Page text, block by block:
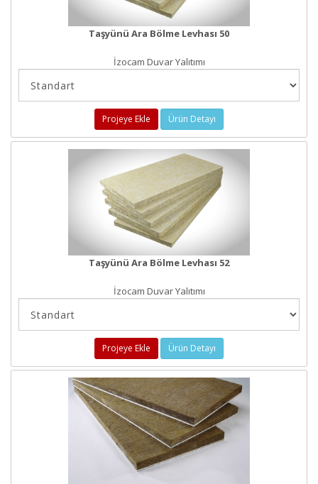
Taşyünü Ara Bölme Levhası 50
İzocam Duvar Yalıtımı
Projeye Ekle Ürün Detayı
Taşyünü Ara Bölme Levhası 52
İzocam Duvar Yalıtımı
Projeye Ekle Ürün Detayı